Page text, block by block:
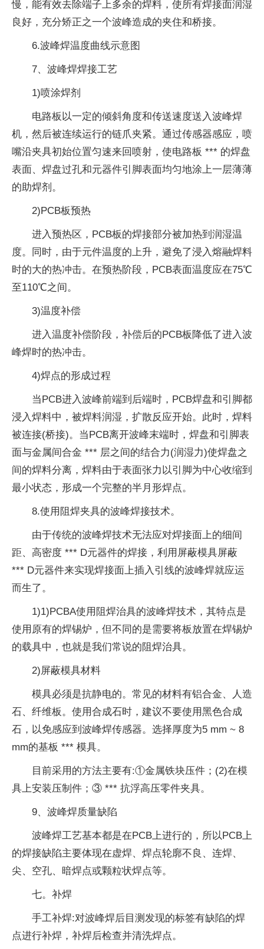
慢，能有效去除端子上多余的焊料，使所有焊接面润湿
良好，充分矫正之一个波峰造成的夹住和桥接。
6.波峰焊温度曲线示意图
7、波峰焊焊接工艺
1)喷涂焊剂
电路板以一定的倾斜角度和传送速度送入波峰焊
机，然后被连续运行的链爪夹紧。通过传感器感应，喷
嘴沿夹具初始位置匀速来回喷射，使电路板 *** 的焊盘
表面、焊盘过孔和元器件引脚表面均匀地涂上一层薄薄
的助焊剂。
2)PCB板预热
进入预热区，PCB板的焊接部分被加热到润湿温
度。同时，由于元件温度的上升，避免了浸入熔融焊料
时的大的热冲击。在预热阶段，PCB表面温度应在75℃
至110℃之间。
3)温度补偿
进入温度补偿阶段，补偿后的PCB板降低了进入波
峰焊时的热冲击。
4)焊点的形成过程
当PCB进入波峰前端到后端时，PCB焊盘和引脚都
浸入焊料中，被焊料润湿，扩散反应开始。此时，焊料
被连接(桥接)。当PCB离开波峰末端时，焊盘和引脚表
面与金属间合金 *** 层之间的结合力(润湿力)使焊盘之
间的焊料分离，焊料由于表面张力以引脚为中心收缩到
最小状态，形成一个完整的半月形焊点。
8.使用阻焊夹具的波峰焊接技术。
由于传统的波峰焊技术无法应对焊接面上的细间
距、高密度 *** D元器件的焊接，利用屏蔽模具屏蔽
*** D元器件来实现焊接面上插入引线的波峰焊就应运
而生了。
1)1)PCBA使用阻焊治具的波峰焊技术，其特点是
使用原有的焊锡炉，但不同的是需要将板放置在焊锡炉
的载具中，也就是我们常说的阻焊治具。
2)屏蔽模具材料
模具必须是抗静电的。常见的材料有铝合金、人造
石、纤维板。使用合成石时，建议不要使用黑色合成
石，以免感应到波峰焊传感器。选择厚度为5 mm ~ 8
mm的基板 *** 模具。
目前采用的方法主要有:①金属铁块压件；(2)在模
具上安装压制件；③ *** 抗浮高压零件夹具。
9、波峰焊质量缺陷
波峰焊工艺基本都是在PCB上进行的，所以PCB上
的焊接缺陷主要体现在虚焊、焊点轮廓不良、连焊、
尖、空孔、暗焊点或颗粒状焊点等。
七。补焊
手工补焊:对波峰焊后目测发现的标签有缺陷的焊
点进行补焊，补焊后检查并清洗焊点。